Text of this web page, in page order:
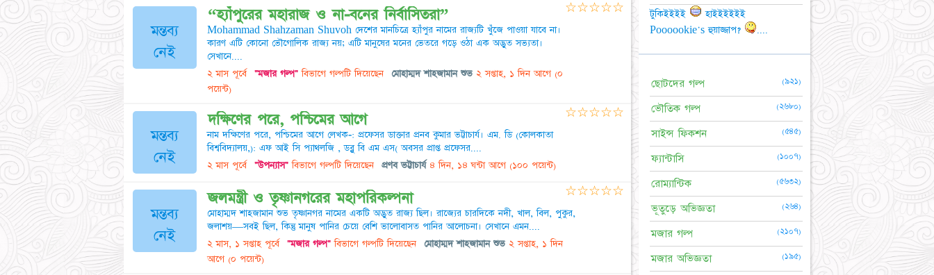
মন্তব্য
নেই
“হ্যাঁপুরের মহারাজ ও না-বনের নির্বাসিতরা”
Mohammad Shahzaman Shuvoh দেশের মানচিত্রে হ্যাঁপুর নামের রাজ্যটি খুঁজে পাওয়া যাবে না।
কারণ এটি কোনো ভৌগোলিক রাজ্য নয়; এটি মানুষের মনের ভেতরে গড়ে ওঠা এক অদ্ভুত সভ্যতা।
সেখানে....
২ মাস পূর্বে "মজার গল্প"বিভাগে গল্পটি দিয়েছেন মোহাম্মদ শাহজামান শুভ ২ সপ্তাহ, ১ দিন আগে (০
পয়েন্ট)
☆☆☆☆☆
মন্তব্য
নেই
দক্ষিণের পরে, পশ্চিমের আগে
নাম দক্ষিণের পরে, পশ্চিমের আগে লেখক-: প্রফেসর ডাক্তার প্রনব কুমার ভট্টাচার্য। এম. ডি (কোলকাতা
বিশ্ববিদ্যালয়,): এফ আই সি প্যাথলজি , ডব্লু বি এম এস( অবসর প্রাপ্ত প্রফেসর....
২ মাস পূর্বে "উপন্যাস"বিভাগে গল্পটি দিয়েছেন প্রণব ভট্টাচার্য ৪ দিন, ১৪ ঘন্টা আগে (১০০ পয়েন্ট)
☆☆☆☆☆
মন্তব্য
নেই
জলমন্ত্রী ও তৃষ্ণানগরের মহাপরিকল্পনা
মোহাম্মদ শাহজামান শুভ তৃষ্ণানগর নামের একটি অদ্ভুত রাজ্য ছিল। রাজ্যের চারদিকে নদী, খাল, বিল, পুকুর,
জলাশয়—সবই ছিল, কিন্তু মানুষ পানির চেয়ে বেশি ভালোবাসত পানির আলোচনা। সেখানে এমন....
২ মাস, ১ সপ্তাহ পূর্বে "মজার গল্প"বিভাগে গল্পটি দিয়েছেন মোহাম্মদ শাহজামান শুভ ২ সপ্তাহ, ১ দিন
আগে (০ পয়েন্ট)
☆☆☆☆☆
টুকিইইইই
হাইইইইইই
Poooookie's হুয়াজ্জাপ?
....
ছোটদের গল্প (৯২১)
ভৌতিক গল্প (২৬৮০)
সাইন্স ফিকশন (৫৪৫)
ফ্যান্টাসি (১০০৭)
রোম্যান্টিক (৫৬৩২)
ভূতুড়ে অভিজ্ঞতা (২৬৪)
মজার গল্প (২১০৭)
মজার অভিজ্ঞতা (১৯৫)